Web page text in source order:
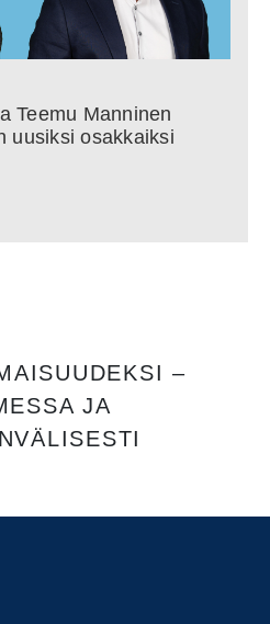
Teemu Manninen
uusiksi osakkaiksi
–
JA